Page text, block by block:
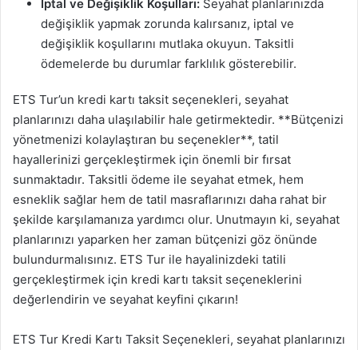
İptal ve Değişiklik Koşulları: Seyahat planlarınızda
değişiklik yapmak zorunda kalırsanız, iptal ve
değişiklik koşullarını mutlaka okuyun. Taksitli
ödemelerde bu durumlar farklılık gösterebilir.
ETS Tur’un kredi kartı taksit seçenekleri, seyahat
planlarınızı daha ulaşılabilir hale getirmektedir. **Bütçenizi
yönetmenizi kolaylaştıran bu seçenekler**, tatil
hayallerinizi gerçekleştirmek için önemli bir fırsat
sunmaktadır. Taksitli ödeme ile seyahat etmek, hem
esneklik sağlar hem de tatil masraflarınızı daha rahat bir
şekilde karşılamanıza yardımcı olur. Unutmayın ki, seyahat
planlarınızı yaparken her zaman bütçenizi göz önünde
bulundurmalısınız. ETS Tur ile hayalinizdeki tatili
gerçekleştirmek için kredi kartı taksit seçeneklerini
değerlendirin ve seyahat keyfini çıkarın!
ETS Tur Kredi Kartı Taksit Seçenekleri, seyahat planlarınızı